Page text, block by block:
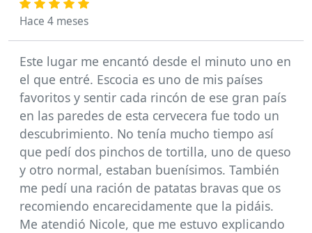
Hace 4 meses
Este lugar me encantó desde el minuto uno en
el que entré. Escocia es uno de mis países
favoritos y sentir cada rincón de ese gran país
en las paredes de esta cervecera fue todo un
descubrimiento. No tenía mucho tiempo así
que pedí dos pinchos de tortilla, uno de queso
y otro normal, estaban buenísimos. También
me pedí una ración de patatas bravas que os
recomiendo encarecidamente que la pidáis.
Me atendió Nicole, que me estuvo explicando